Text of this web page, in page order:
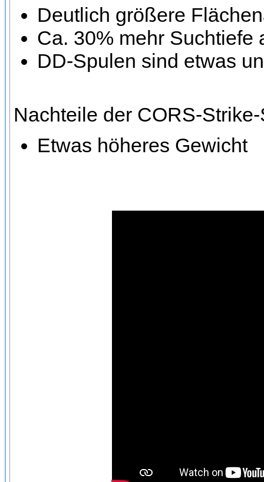
Deutlich größere
Ca. 30% mehr Suchtiefe
DD-Spulen sind etwas
Nachteile der CORS-
Etwas höheres Gewicht